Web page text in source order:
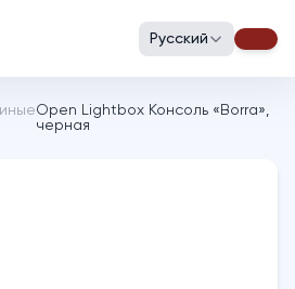
Русский
Open Lightbox Консоль «Borra»,
черная